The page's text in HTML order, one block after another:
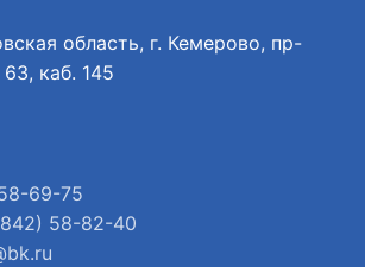
область, г. Кемерово, пр-
каб. 145
69-75
58-82-40